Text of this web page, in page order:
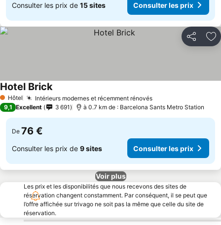
Consulter les prix de 15 sites Consulter les prix
Partager
1 Étoiles
Hôtel Intérieurs modernes et récemment rénovés
Hotel Brick
9,1 Excellent 3 691 à 0.7 km de : Barcelona Sants Metro Station
De 76 €
Consulter les prix de 9 sites Consulter les prix
Voir plus
Les prix et les disponibilités que nous recevons des sites de
réservation changent constamment. Par conséquent, il se peut que
l’offre affichée sur trivago ne soit pas la même que celle du site de
réservation.